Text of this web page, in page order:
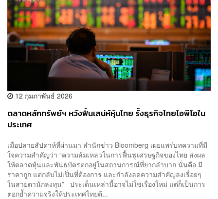
12 กุมภาพันธ์ 2026
ตลาดหลักทรัพย์ฯ หวังฟื้นเสน่ห์หุ้นไทย รั้งธุรกิจไทยไอพีโอใน
ประเทศ
เมื่อปลายสัปดาห์ที่ผ่านมา สำนักข่าว Bloomberg เผยแพร่บทความที่มี
ใจความสำคัญว่า “ความล้มเหลวในการฟื้นฟูเศรษฐกิจของไทย ส่งผล
ให้ตลาดหุ้นและพันธบัตรตกอยู่ในสถานการณ์ที่ยากลำบาก นั่นคือ มี
ราคาถูก แต่กลับไม่เป็นที่ต้องการ และกำลังลดความสำคัญลงเรื่อยๆ
ในสายตานักลงทุน” ประเด็นเหล่านี้อาจไม่ใช่เรื่องใหม่ แต่ก็เป็นการ
ตอกย้ำความจริงให้ประเทศไทยต้...